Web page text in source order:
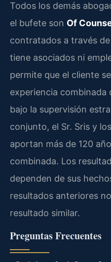
Todos los demás
el bufete son Of
contratados a través
tiene asociados ni
permite que el cliente
experiencia combinada
bajo la supervisión
conjunto, el Sr. Sris y
aportan más de 120
combinada. Los
dependen de sus
resultados anteriores
resultado similar.
Preguntas Frecuentes